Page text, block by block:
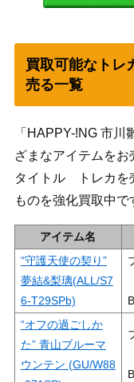
買取可能なト
売る一覧
「HAPPY-!NG 市
ざまなアイテムを
タイトル トレカを
ものを強化買取中で
アイテム名
“守護天使の契り”
夢結&梨璃(ALL/S7
6-T29SPb)
“オフの過ごしか
た” 青山ブルーマ
ウンテン (GU/W88